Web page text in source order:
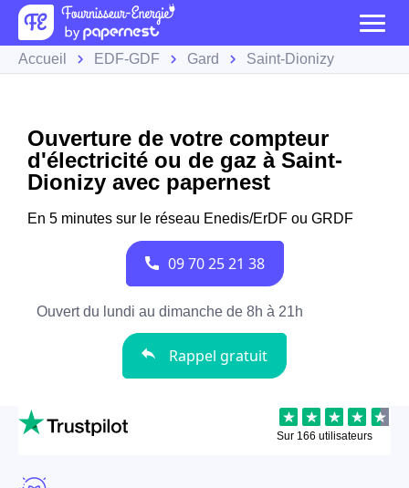
Accueil EDF-GDF Gard Saint-Dionizy